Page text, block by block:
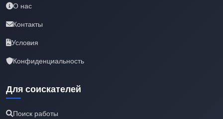
О нас
Контакты
Условия
Конфиденциальность
Для соискателей
Поиск работы